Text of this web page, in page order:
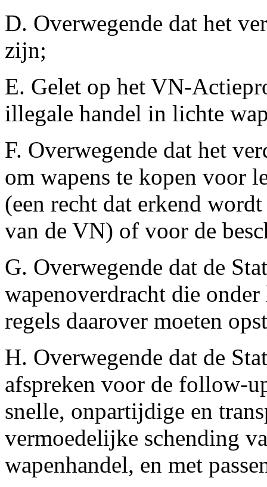
D. Overwegende dat het
zijn;
E. Gelet op het VN-
illegale handel in lichte
F. Overwegende dat het
om wapens te kopen voor
(een recht dat erkend
van de VN) of voor de
G. Overwegende dat de
wapenoverdracht die
regels daarover moeten
H. Overwegende dat de
afspreken voor de follow-
snelle, onpartijdige en
vermoedelijke schending
wapenhandel, en met